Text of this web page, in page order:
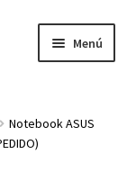
Menú
Notebook ASUS